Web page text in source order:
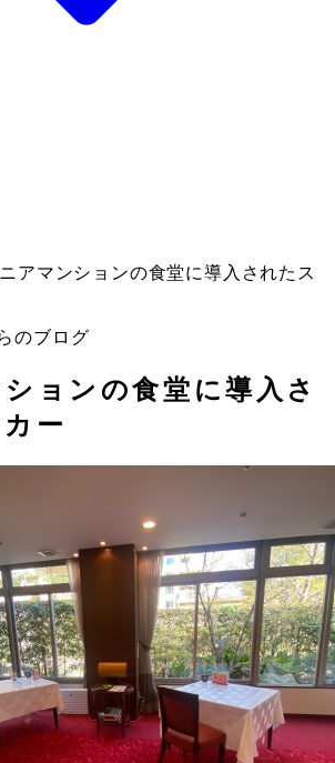
アマンションの食堂に導入されたス
のブログ
ョンの食堂に導入さ
ー